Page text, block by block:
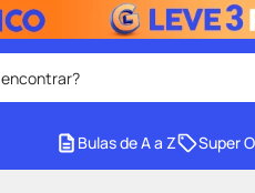
Bulas de A a Z Super